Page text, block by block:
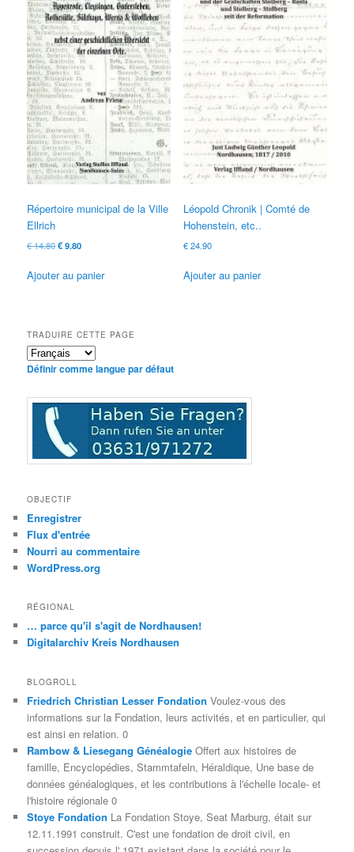
Répertoire municipal de la Ville
Ellrich
€14.80Le
d'origine
€9.80Le
actuel
Ajouter au panier
Léopold Chronik | Comté de
Hohenstein, etc..
€24.90
Ajouter au panier
TRADUIRE CETTE PAGE
Définir comme langue par défaut
OBJECTIF
Enregistrer
Flux d'entrée
Nourri au commentaire
WordPress.org
RÉGIONAL
… parce qu'il s'agit de Nordhausen!
Digitalarchiv Kreis Nordhausen
BLOGROLL
Friedrich Christian Lesser Fondation Voulez-vous des
informations sur la Fondation, leurs activités, et en particulier, qui
est ainsi en relation. 0
Rambow & Liesegang Généalogie Offert aux histoires de
famille, Encyclopédies, Stammtafeln, Héraldique, Une base de
données généalogiques, et les contributions à l'échelle locale- et
l'histoire régionale 0
Stoye Fondation La Fondation Stoye, Seat Marburg, était sur
12.11.1991 construit. C'est une fondation de droit civil, en